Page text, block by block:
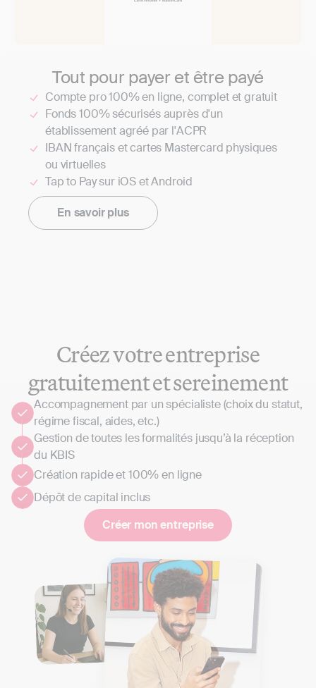
Tout pour payer et être payé
Compte pro 100% en ligne, complet et gratuit
Fonds 100% sécurisés auprès d'un
établissement agréé par l'ACPR
IBAN français et cartes Mastercard physiques
ou virtuelles
Tap to Pay sur iOS et Android
En savoir plus
Créez votre entreprise
gratuitement et sereinement
Accompagnement par un spécialiste (choix du statut,
régime fiscal, aides, etc.)
Gestion de toutes les formalités jusqu’à la réception
du KBIS
Création rapide et 100% en ligne
Dépôt de capital inclus
Créer mon entreprise